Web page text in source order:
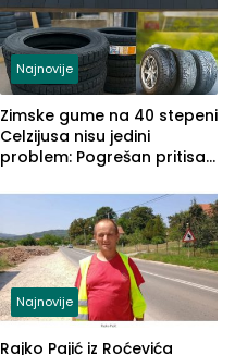
Najnovije
Zimske gume na 40 stepeni
Celzijusa nisu jedini
problem: Pogrešan pritisak
Najnovije
Rajko Pajić iz Roćevića